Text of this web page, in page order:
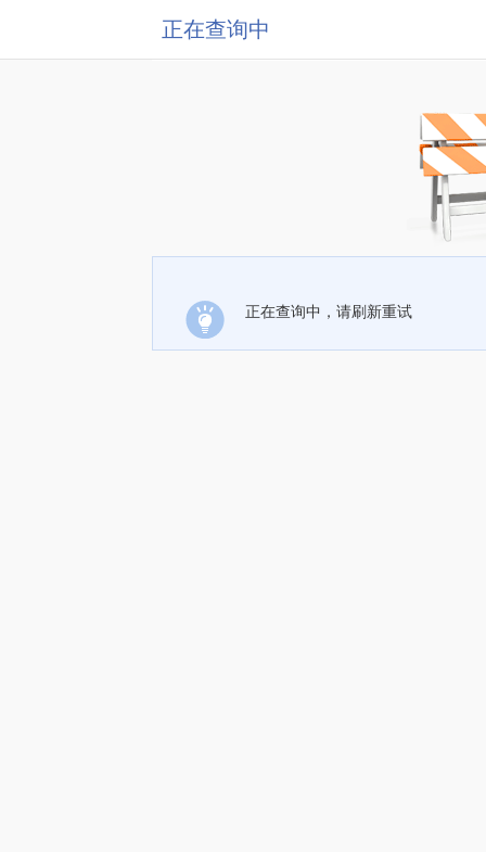
正在查询中
正在查询中，请刷新重试